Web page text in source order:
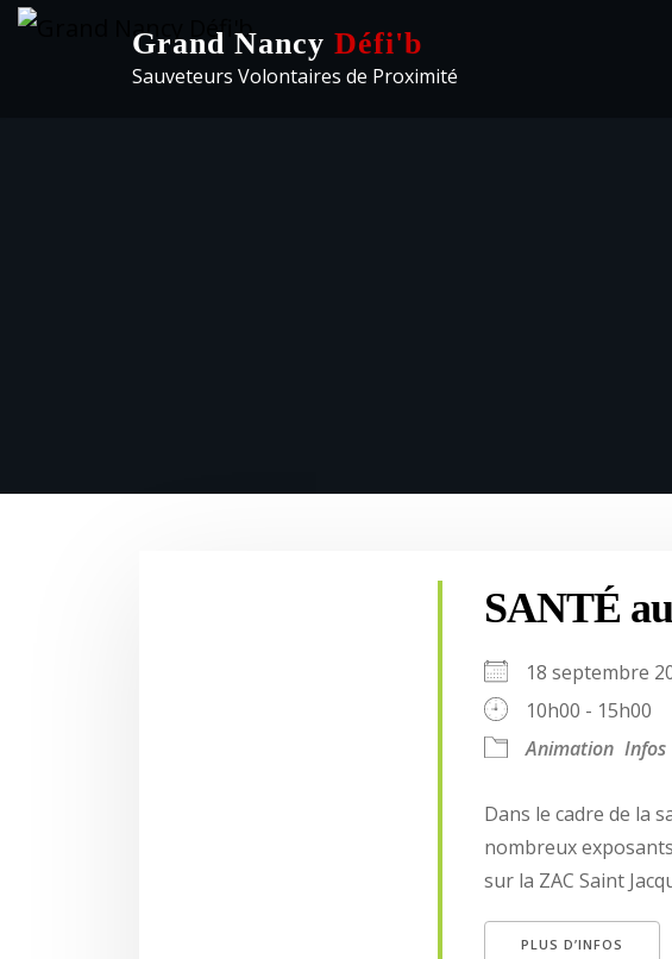
Grand Nancy Défi'b
Sauveteurs Volontaires de Proximité
SANTÉ
18 septembre
10h00 - 15h00
Animation Infos
Dans le cadre de la
nombreux
sur la ZAC Saint
PLUS D’INFOS